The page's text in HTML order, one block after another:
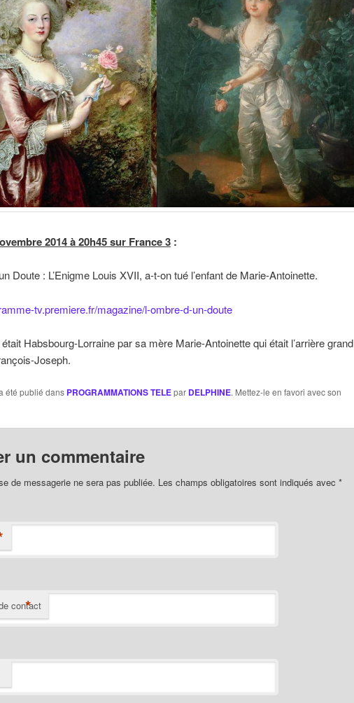
2014 à 20h45 sur France 3:
Doute : L’Enigme Louis XVII, a-t-on tué l’enfant de Marie-Antoinette.
tv.premiere.fr/magazine/l-ombre-d-un-doute
Habsbourg-Lorraine par sa mère Marie-Antoinette qui était l’arrière grand
Joseph.
été publié dans PROGRAMMATIONS TELEpar DELPHINE. Mettez-le en favori avec son
un commentaire
de messagerie ne sera pas publiée. Les champs obligatoires sont indiqués avec *
contact
*